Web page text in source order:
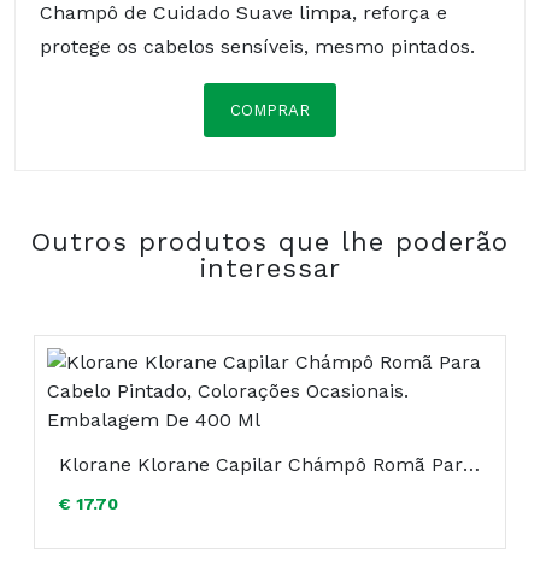
Champô de Cuidado Suave limpa, reforça e
protege os cabelos sensíveis, mesmo pintados.
COMPRAR
De origem 100% natural e capaz de
Lista completa dos ingredientes:
aqua/water/eau, decyl glucoside, sodium cocoyl
glutamate, cocamidopropyl betaine, glycerin,
sodiumlauroyl sarcosinate, cetearyl alcohol, guar
lauryl alcohol, caprylyl glycol, potassium sorbate,
Outros produtos que lhe poderão
interessar
Klorane Klorane Capilar Chámpô Romã Para Cabelo Pintado, Colorações Ocasionais. Embalagem De 400 Ml
€ 17.70